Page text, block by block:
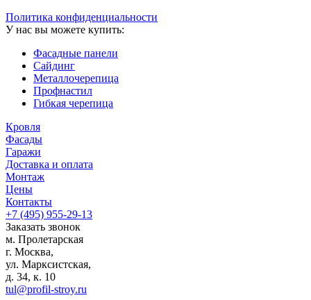
Политика конфиденциальности
У нас вы можете купить:
Фасадные панели
Сайдинг
Металлочерепица
Профнастил
Гибкая черепица
Кровля
Фасады
Гаражи
Доставка и оплата
Монтаж
Цены
Контакты
+7 (495) 955-29-13
Заказать звонок
м. Пролетарская
г. Москва,
ул. Марксистская,
д. 34, к. 10
tul@profil-stroy.ru